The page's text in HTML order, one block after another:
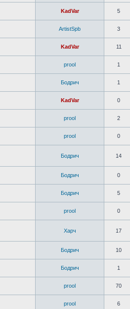
KadVar 5
ArtistSpb 3
KadVar 11
prool 1
Бодрич 1
KadVar 0
prool 2
prool 0
Бодрич 14
Бодрич 0
Бодрич 5
prool 0
Харч 17
Бодрич 10
Бодрич 1
prool 70
prool 6